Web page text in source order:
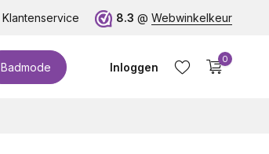
Klantenservice 8.3 @ Webwinkelkeur
Badmode Inloggen
0